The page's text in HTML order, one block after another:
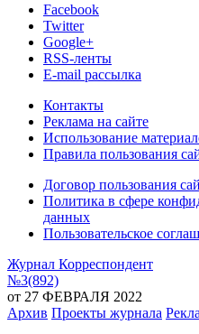
Facebook
Twitter
Google+
RSS-ленты
E-mail рассылка
Контакты
Реклама на сайте
Использование
Правила пользования
Договор пользования
Политика в сфере
данных
Пользовательское
Журнал Корреспондент
№3(892)
от 27 ФЕВРАЛЯ 2022
Архив Проекты журнала